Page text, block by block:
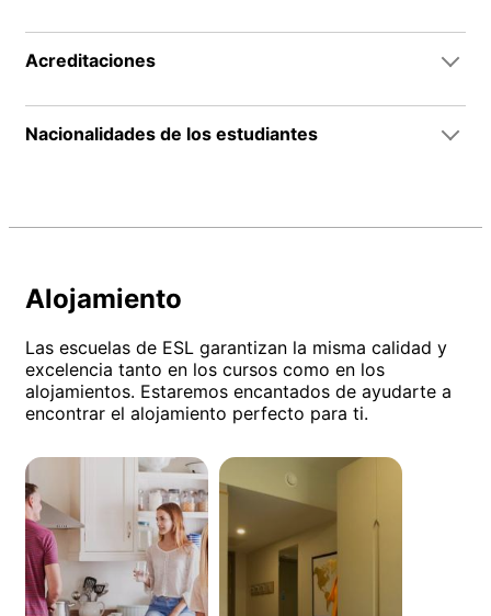
Acreditaciones
Nacionalidades de los estudiantes
Alojamiento
Las escuelas de ESL garantizan la misma calidad y
excelencia tanto en los cursos como en los
alojamientos. Estaremos encantados de ayudarte a
encontrar el alojamiento perfecto para ti.